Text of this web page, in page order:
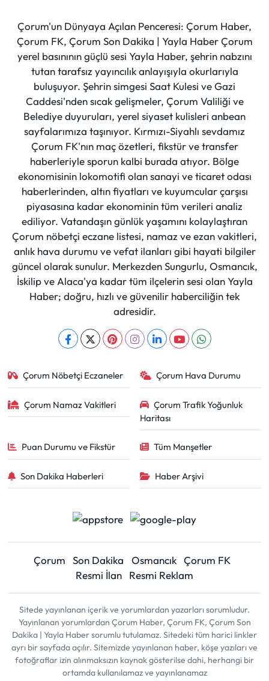
Çorum'un Dünyaya Açılan Penceresi: Çorum Haber,
Çorum FK, Çorum Son Dakika | Yayla Haber Çorum
yerel basınının güçlü sesi Yayla Haber, şehrin nabzını
tutan tarafsız yayıncılık anlayışıyla okurlarıyla
buluşuyor. Şehrin simgesi Saat Kulesi ve Gazi
Caddesi'nden sıcak gelişmeler, Çorum Valiliği ve
Belediye duyuruları, yerel siyaset kulisleri anbean
sayfalarımıza taşınıyor. Kırmızı-Siyahlı sevdamız
Çorum FK'nın maç özetleri, fikstür ve transfer
haberleriyle sporun kalbi burada atıyor. Bölge
ekonomisinin lokomotifi olan sanayi ve ticaret odası
haberlerinden, altın fiyatları ve kuyumcular çarşısı
piyasasına kadar ekonominin tüm verileri analiz
ediliyor. Vatandaşın günlük yaşamını kolaylaştıran
Çorum nöbetçi eczane listesi, namaz ve ezan vakitleri,
anlık hava durumu ve vefat ilanları gibi hayati bilgiler
güncel olarak sunulur. Merkezden Sungurlu, Osmancık,
İskilip ve Alaca'ya kadar tüm ilçelerin sesi olan Yayla
Haber; doğru, hızlı ve güvenilir haberciliğin tek
adresidir.
Çorum Nöbetçi Eczaneler Çorum Hava Durumu
Çorum Namaz Vakitleri
Çorum Trafik Yoğunluk
Haritası
Puan Durumu ve Fikstür Tüm Manşetler
Son Dakika Haberleri Haber Arşivi
Çorum Son Dakika Osmancık Çorum FK
Resmi İlan
Resmi Reklam
Sitede yayınlanan içerik ve yorumlardan yazarları sorumludur.
Yayınlanan yorumlardan Çorum Haber, Çorum FK, Çorum Son
Dakika | Yayla Haber sorumlu tutulamaz. Sitedeki tüm harici linkler
ayrı bir sayfada açılır. Sitemizde yayınlanan haber, köşe yazıları ve
fotoğraflar izin alınmaksızın kaynak gösterilse dahi, herhangi bir
ortamda kullanılamaz ve yayınlanamaz